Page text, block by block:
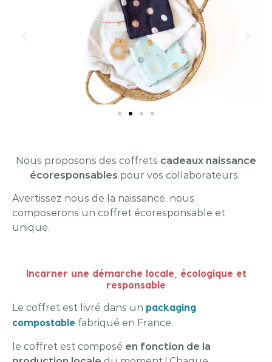
Nous proposons des coffrets cadeaux naissance
écoresponsables pour vos collaborateurs.
Avertissez nous de la naissance, nous
composerons un coffret écoresponsable et
unique.
Incarner une démarche locale, écologique et
responsable
Le coffret est livré dans un packaging
compostable fabriqué en France.
le coffret est composé en fonction de la